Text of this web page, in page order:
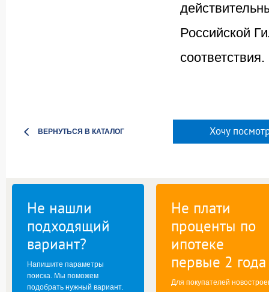
Российской
соответствия.
ВЕРНУТЬСЯ В КАТАЛОГ Хочу
Не нашли
подходящий
вариант?
Напишите параметры
поиска. Мы поможем
подобрать нужный вариант.
Не плати
проценты по
ипотеке
первые 2 года
Для покупателей